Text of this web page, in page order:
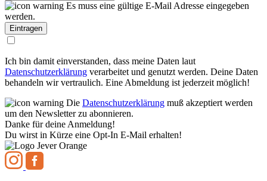
Es muss eine gültige E-Mail Adresse eingegeben
werden.
Ich bin damit einverstanden, dass meine Daten laut
Datenschutzerklärung verarbeitet und genutzt werden. Deine Daten
behandeln wir vertraulich. Eine Abmeldung ist jederzeit möglich!
Die Datenschutzerklärung muß akzeptiert werden
um den Newsletter zu abonnieren.
Danke für deine Anmeldung!
Du wirst in Kürze eine Opt-In E-Mail erhalten!